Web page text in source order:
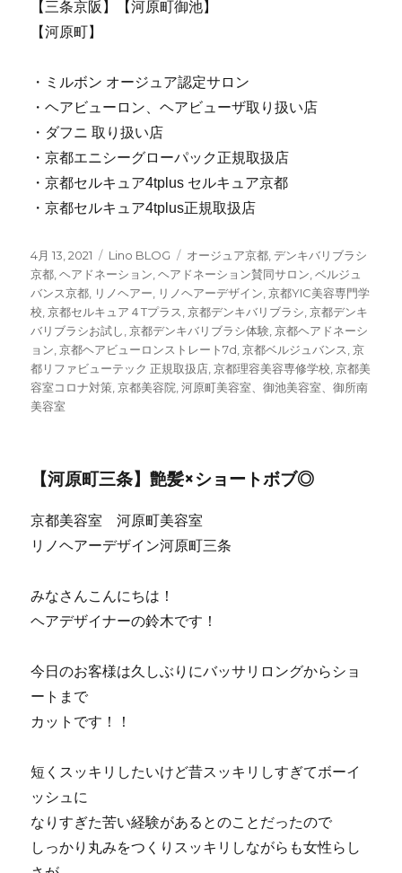
【三条京阪】【河原町御池】
【河原町】
・ミルボン オージュア認定サロン
・ヘアビューロン、ヘアビューザ取り扱い店
・ダフニ 取り扱い店
・京都エニシーグローパック正規取扱店
・京都セルキュア4tplus セルキュア京都
・京都セルキュア4tplus正規取扱店
投
稿
日:
4月 13, 2021
カ
テ
ゴ
リ
ー
Lino BLOG
タ
グ
オージュア京都 ,デンキバリブラシ
京都 ,ヘアドネーション ,ヘアドネーション賛同サロン ,ベルジュ
バンス京都 リノヘアー リノヘアーデザイン ,京都YIC美容専門学
校 ,京都セルキュア４Tプラス ,京都デンキバリブラシ ,京都デンキ
バリブラシお試し ,京都デンキバリブラシ体験 ,京都ヘアドネーシ
ョン ,京都ヘアビューロンストレート7d ,京都ベルジュバンス ,京
都リファビューテック 正規取扱店 ,京都理容美容専修学校 ,京都美
容室コロナ対策 ,京都美容院 ,河原町美容室、御池美容室、御所南
美容室
【河原町三条】艶髪×ショートボブ◎
京都美容室 河原町美容室
リノヘアーデザイン河原町三条
みなさんこんにちは！
ヘアデザイナーの鈴木です！
今日のお客様は久しぶりにバッサリロングからショ
ートまで
カットです！！
短くスッキリしたいけど昔スッキリしすぎてボーイ
ッシュに
なりすぎた苦い経験があるとのことだったので
しっかり丸みをつくりスッキリしながらも女性らし